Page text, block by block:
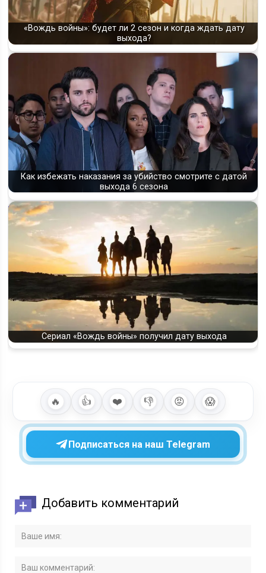
«Вождь войны»: будет ли 2 сезон и когда ждать дату
выхода?
Как избежать наказания за убийство смотрите с датой
выхода 6 сезона
Сериал «Вождь войны» получил дату выхода
🔥 👍 ❤️ 👎 😡 😱
Подписаться на наш Telegram
Добавить комментарий